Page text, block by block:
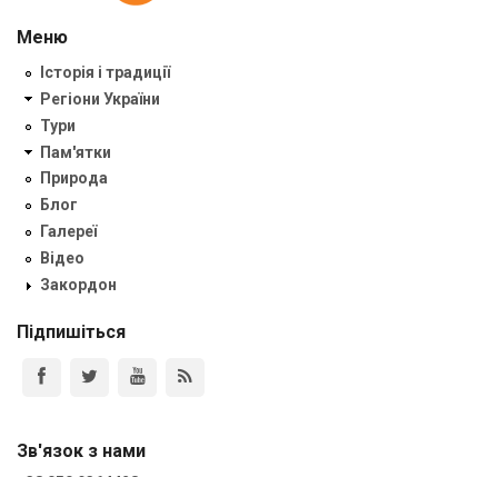
Меню
Історія і традиції
Регіони України
Тури
Пам'ятки
Природа
Блог
Галереї
Відео
Закордон
Підпишіться
Зв'язок з нами